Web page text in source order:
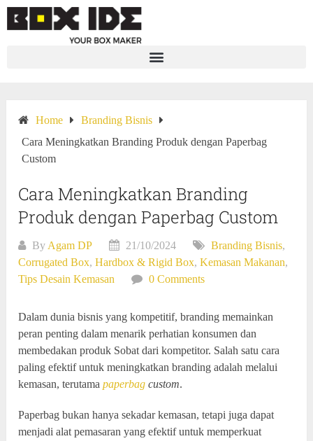
Home
Branding Bisnis
Cara Meningkatkan Branding Produk dengan Paperbag
Custom
Cara Meningkatkan Branding
Produk dengan Paperbag Custom
By Agam DP 21/10/2024 Branding Bisnis,
Corrugated Box,Hardbox & Rigid Box,Kemasan Makanan,
Tips Desain Kemasan
0 Comments
Dalam dunia bisnis yang kompetitif, branding memainkan
peran penting dalam menarik perhatian konsumen dan
membedakan produk Sobat dari kompetitor. Salah satu cara
paling efektif untuk meningkatkan branding adalah melalui
kemasan, terutamapaperbag custom.
Paperbag bukan hanya sekadar kemasan, tetapi juga dapat
menjadi alat pemasaran yang efektif untuk memperkuat